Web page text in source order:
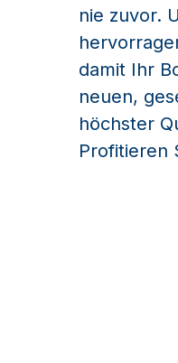
nie zuvor.
damit Ihr
neuen,
höchster
Profitieren